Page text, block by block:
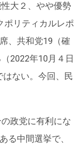
大２、やや優勢
ポリティカルレポ
、共和党19（確
2022年10月４日
はない。今回、民
政党に有利にな
る中間選挙で、